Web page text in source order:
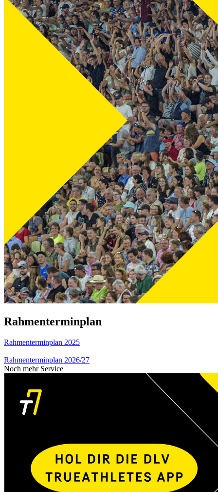
Rahmenterminplan
Rahmenterminplan 2025
Rahmenterminplan 2026/27
Noch mehr Service